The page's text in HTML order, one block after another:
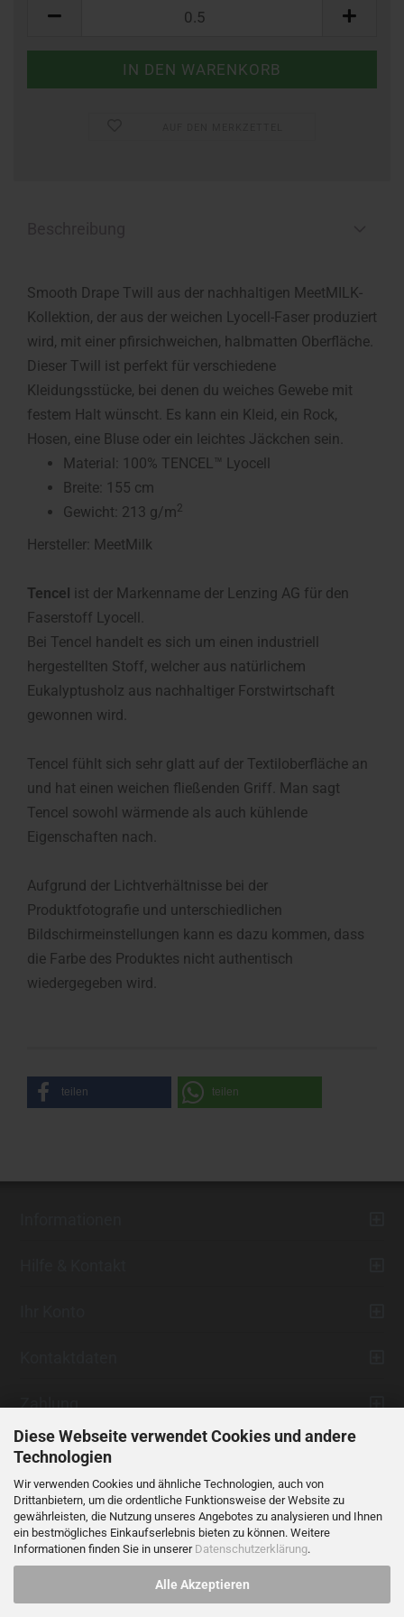
Diese Webseite verwendet Cookies und andere
Technologien
Wir verwenden Cookies und ähnliche Technologien, auch von
Drittanbietern, um die ordentliche Funktionsweise der Website zu
gewährleisten, die Nutzung unseres Angebotes zu analysieren und Ihnen
ein bestmögliches Einkaufserlebnis bieten zu können. Weitere
Informationen finden Sie in unserer Datenschutzerklärung.
Alle Akzeptieren
Smooth Drape Twill aus der nachhaltigen MeetMILK-
Kollektion, der aus der weichen Lyocell-Faser produziert
wird, mit einer pfirsichweichen, halbmatten Oberfläche.
Dieser Twill ist perfekt für verschiedene
Kleidungsstücke, bei denen du weiches Gewebe mit
festem Halt wünscht. Es kann ein Kleid, ein Rock,
Hosen, eine Bluse oder ein leichtes Jäckchen sein.
Material: 100% TENCEL™ Lyocell
Breite: 155 cm
Gewicht: 213 g/m2
Hersteller: MeetMilk
Tencel ist der Markenname der Lenzing AG für den
Faserstoff Lyocell.
Bei Tencel handelt es sich um einen industriell
hergestellten Stoff, welcher aus natürlichem
Eukalyptusholz aus nachhaltiger Forstwirtschaft
gewonnen wird.
Tencel fühlt sich sehr glatt auf der Textiloberfläche an
und hat einen weichen fließenden Griff. Man sagt
Tencel sowohl wärmende als auch kühlende
Eigenschaften nach.
Aufgrund der Lichtverhältnisse bei der
Produktfotografie und unterschiedlichen
Bildschirmeinstellungen kann es dazu kommen, dass
die Farbe des Produktes nicht authentisch
wiedergegeben wird.
teilen teilen
Zahlung
Vertrag widerrufen